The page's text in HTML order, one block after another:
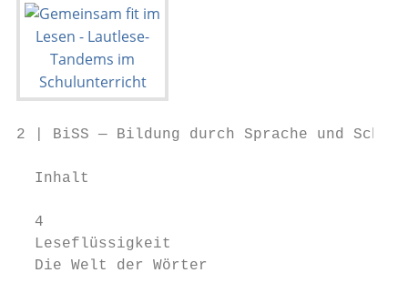
2 | BiSS — Bildung durch Sprache und
  Inhalt
  4
  Leseflüssigkeit
  Die Welt der Wörter